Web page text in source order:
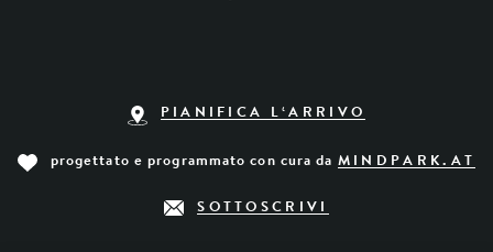
PIANIFICA L‘ARRIVO
progettato e programmato con cura da MINDPARK.AT
SOTTOSCRIVI